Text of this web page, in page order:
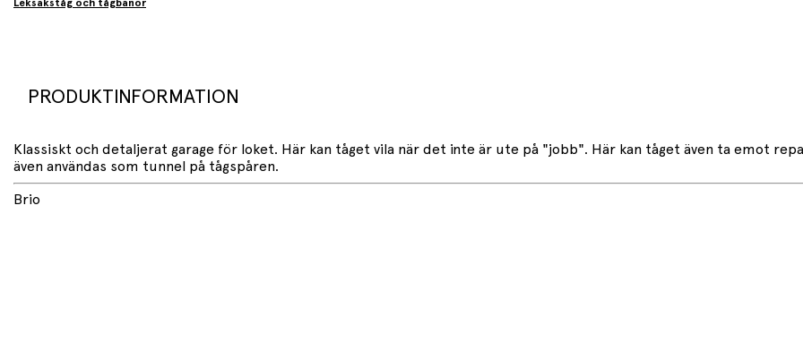
Leksakståg och tågbanor
PRODUKTINFORMATION
Klassiskt och detaljerat garage för loket. Här kan tåget vila när det inte är ute på "jobb". Här kan tåget även ta emot
även användas som tunnel på tågspåren.
Brio